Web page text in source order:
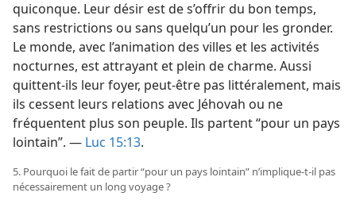
quiconque. Leur désir est de s’offrir du bon temps,
sans restrictions ou sans quelqu’un pour les gronder.
Le monde, avec l’animation des villes et les activités
nocturnes, est attrayant et plein de charme. Aussi
quittent-​ils leur foyer, peut-être pas littéralement, mais
ils cessent leurs relations avec Jéhovah ou ne
fréquentent plus son peuple. Ils partent “pour un pays
lointain”. — Luc 15:13.
5. Pourquoi le fait de partir “pour un pays lointain” n’implique-​t-​il pas
nécessairement un long voyage ?